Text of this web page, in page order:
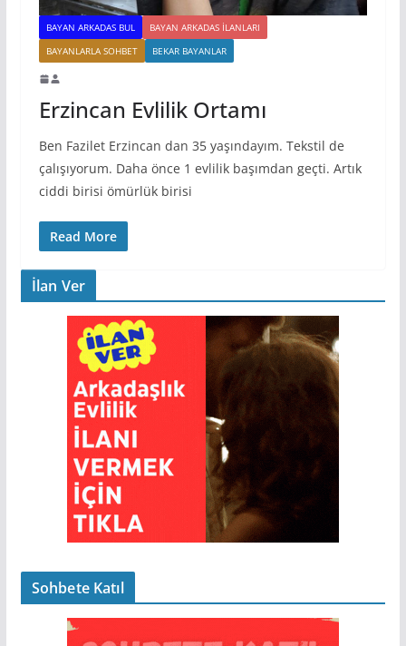
BAYAN ARKADAS BUL
BAYAN ARKADAS ILANLARI
BAYANLARLA SOHBET
BEKAR BAYANLAR
Erzincan Evlilik Ortamı
Ben Fazilet Erzincan dan 35 yaşındayım. Tekstil de
çalışıyorum. Daha önce 1 evlilik başımdan geçti. Artık
ciddi birisi ömürlük birisi
Read More
İlan Ver
Sohbete Katıl